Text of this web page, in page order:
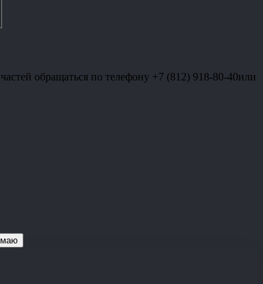
обращаться по телефону +7 (812) 918-80-40или